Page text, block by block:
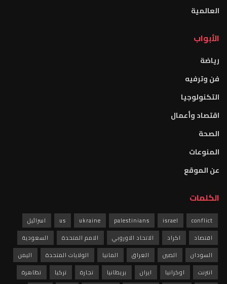
العالمية
الأبواب
رياضة
فن وترفيه
التكنولوجيا
اقتصاد وأعمال
الصحة
المنوعات
عن الموقع
الكلمات
conflict
israel
palestinians
ukraine
us
اسرائيل
اقتصاد
اكراد الاتحاد الاوروبي الامم المتحدة
السعودية
السودان
الصين العراق المانيا الولايات المتحدة
اليمن
انترنت
اوكرانيا ايران بريطانيا تجارة تركيا
تظاهرة